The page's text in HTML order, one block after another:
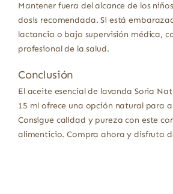
Mantener fuera del alcance de los
dosis recomendada. Si está
lactancia o bajo supervisión médica,
profesional de la salud.
Conclusión
El aceite esencial de lavanda Soria
15 ml ofrece una opción natural para
Consigue calidad y pureza con este
alimenticio. Compra ahora y disfruta